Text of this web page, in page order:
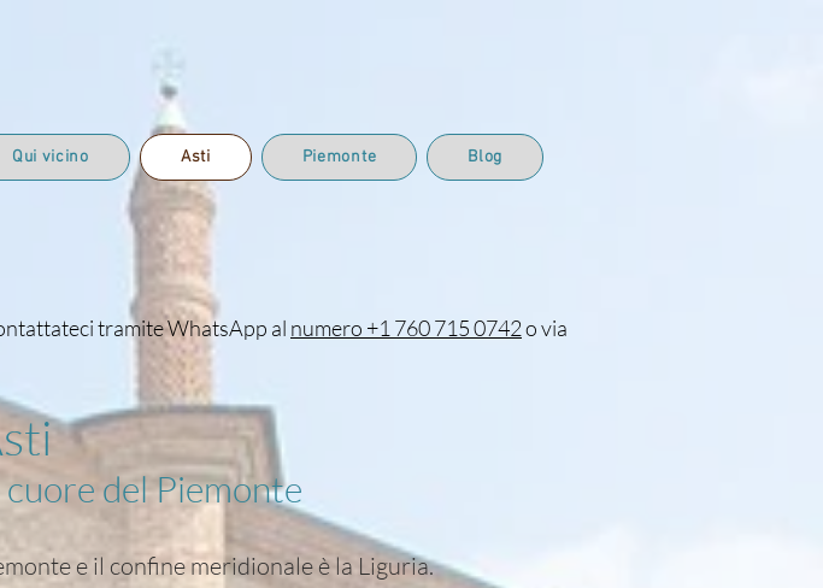
Qui vicino Asti Piemonte Blog
tramite WhatsApp al numero +1 760 715 0742o via
del Piemonte
e il confine meridionale è la Liguria.